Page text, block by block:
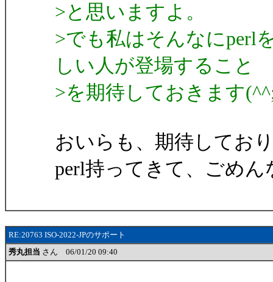
>と思いますよ。
>でも私はそんなにperl
しい人が登場すること
>を期待しておきます
おいらも、期待してお
perl持ってきて、ごめん
RE:20763 ISO-2022-JPのサポート
秀丸担当 さん 06/01/20 09:40